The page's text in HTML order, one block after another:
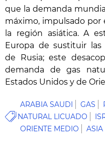
que la demanda
máximo, impulsado
la región asiática. A
Europa de sustituir
de Rusia; este
demanda de gas
Estados Unidos y de
ARABIA SAUDI GAS
NATURAL LICUADO
ORIENTE MEDIO
ASIA